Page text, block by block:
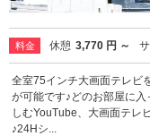
料金 休憩 3,770 円 ～
全室75インチ大画面テレビ
が可能です♪どのお部屋に
しむYouTube、大画面テレ
♪24Hシ...